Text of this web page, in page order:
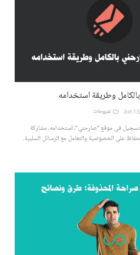
وطريقة استخدامه
شروحات
في موقع "صارحني"، استخدامه، مشاركة
على الخصوصية والتعامل مع الرسائل السلبية.